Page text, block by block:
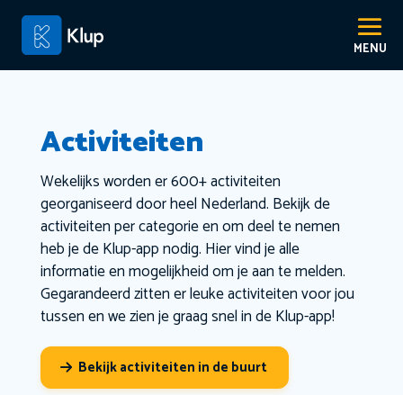
Activiteiten
Wekelijks worden er 600+ activiteiten
georganiseerd door heel Nederland. Bekijk de
activiteiten per categorie en om deel te nemen
heb je de Klup-app nodig. Hier vind je alle
informatie en mogelijkheid om je aan te melden.
Gegarandeerd zitten er leuke activiteiten voor jou
tussen en we zien je graag snel in de Klup-app!
Bekijk activiteiten in de buurt